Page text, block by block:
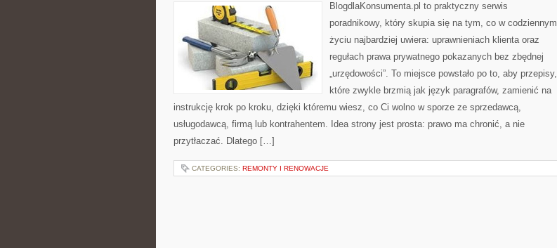
BlogdlaKonsumenta.pl to praktyczny serwis
poradnikowy, który skupia się na tym, co w codziennym
życiu najbardziej uwiera: uprawnieniach klienta oraz
regułach prawa prywatnego pokazanych bez zbędnej
„urzędowości”. To miejsce powstało po to, aby przepisy,
które zwykle brzmią jak język paragrafów, zamienić na
instrukcję krok po kroku, dzięki któremu wiesz, co Ci wolno w sporze ze sprzedawcą,
usługodawcą, firmą lub kontrahentem. Idea strony jest prosta: prawo ma chronić, a nie
przytłaczać. Dlatego […]
CATEGORIES: REMONTY I RENOWACJE